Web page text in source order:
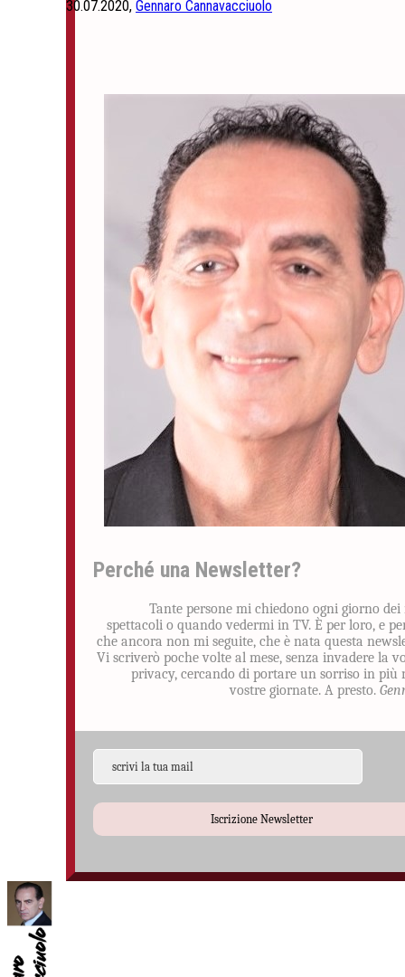
30.07.2020, Gennaro Cannavacciuolo
Perché una Newsletter?
Tante persone mi chiedono ogni giorno dei
spettacoli o quando vedermi in TV. È per loro, e
che ancora non mi seguite, che è nata questa
Vi scriverò poche volte al mese, senza invadere la
privacy, cercando di portare un sorriso in più
vostre giornate. A presto.
Iscrizione Newsletter